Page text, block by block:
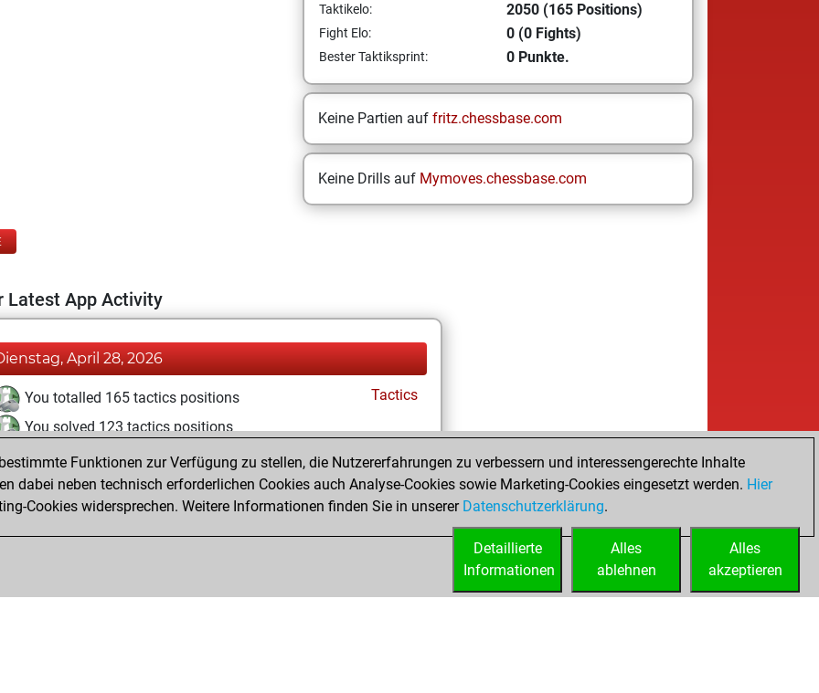
Taktikelo: 2050 (165 Positions)
Fight Elo: 0 (0 Fights)
Bester Taktiksprint: 0 Punkte.
Keine Partien auf fritz.chessbase.com
Keine Drills auf Mymoves.chessbase.com
Latest App Activity
April 28, 2026
You totalled 165 tactics positions
Tactics
You solved 123 tactics positions
You achieved an Elo of 2049 in tactics positions
Funktionen zur Verfügung zu stellen, die Nutzererfahrungen zu verbessern und interessengerechte Inhalte
dabei neben technisch erforderlichen Cookies auch Analyse-Cookies sowie Marketing-Cookies eingesetzt werden. Hier
Cookies widersprechen. Weitere Informationen finden Sie in unserer Datenschutzerklärung.
Alles
akzeptieren
Alles
ablehnen
Detaillierte
Informationen